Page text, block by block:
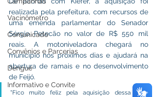
Vacinômetro
Comunicado
Convênios e Parcerias
Dengue
Informativo e Convite
realizada pela prefeitura, com recursos de
uma emenda parlamentar do Senador
Sérgio Petecão no valor de R$ 550 mil
reais. A motoniveladora chegará no
município nos próximos dias e ajudará na
abertura de ramais e no desenvolvimento
de Feijó.
"Fico muito feliz pela aquisição dessa nova